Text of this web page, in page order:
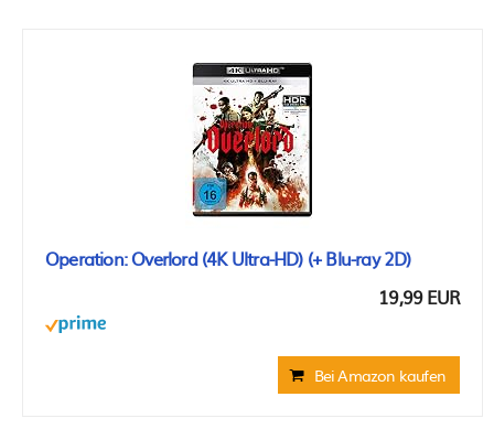
Operation: Overlord (4K Ultra-HD) (+ Blu-ray 2D)
19,99 EUR
Bei Amazon kaufen